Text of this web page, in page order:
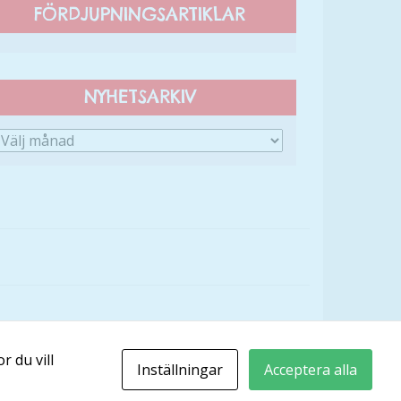
FÖRDJUPNINGSARTIKLAR
NYHETSARKIV
du vill
Inställningar Acceptera alla